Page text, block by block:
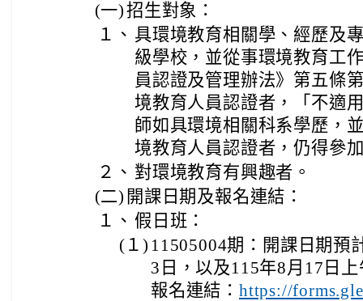
(一)招生對象：
１、 具環境教育相關學、經歷及
級學校，並從事環境教育工
員認證及管理辦法》第五條
境教育人員認證者，「不適
師如具環境相關科系學歷，
境教育人員認證者，仍得參
２、 對環境教育有興趣者。
(二) 開課日期及報名連結：
１、 假日班：
(１) 11505004期：開課日期預
3日，以及115年8月17日
報名連結： https://